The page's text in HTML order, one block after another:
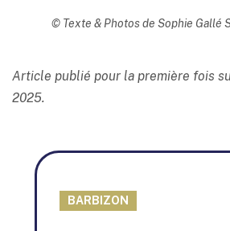
© Texte & Photos de Sophie Gallé
Article publié pour la première fois
2025.
BARBIZON